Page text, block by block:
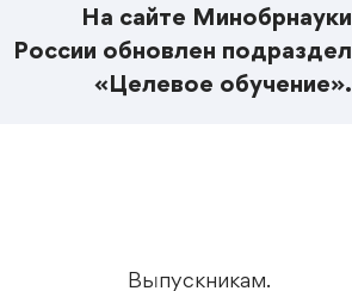
На сайте Минобрнауки
России обновлен подраздел
«Целевое обучение».
Выпускникам.